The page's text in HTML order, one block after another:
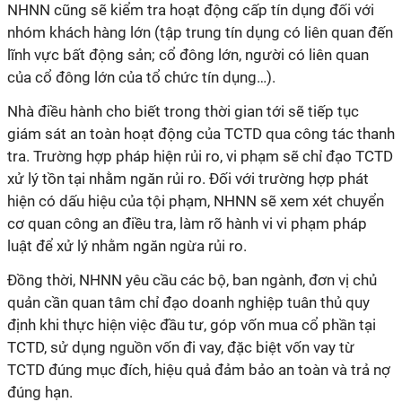
NHNN cũng sẽ kiểm tra hoạt động cấp tín dụng đối với
nhóm khách hàng lớn (tập trung tín dụng có liên quan đến
lĩnh vực bất động sản; cổ đông lớn, người có liên quan
của cổ đông lớn của tổ chức tín dụng…).
Nhà điều hành cho biết trong thời gian tới sẽ tiếp tục
giám sát an toàn hoạt động của TCTD qua công tác thanh
tra. Trường hợp pháp hiện rủi ro, vi phạm sẽ chỉ đạo TCTD
xử lý tồn tại nhằm ngăn rủi ro. Đối với trường hợp phát
hiện có dấu hiệu của tội phạm, NHNN sẽ xem xét chuyển
cơ quan công an điều tra, làm rõ hành vi vi phạm pháp
luật để xử lý nhằm ngăn ngừa rủi ro.
Đồng thời, NHNN yêu cầu các bộ, ban ngành, đơn vị chủ
quản cần quan tâm chỉ đạo doanh nghiệp tuân thủ quy
định khi thực hiện việc đầu tư, góp vốn mua cổ phần tại
TCTD, sử dụng nguồn vốn đi vay, đặc biệt vốn vay từ
TCTD đúng mục đích, hiệu quả đảm bảo an toàn và trả nợ
đúng hạn.